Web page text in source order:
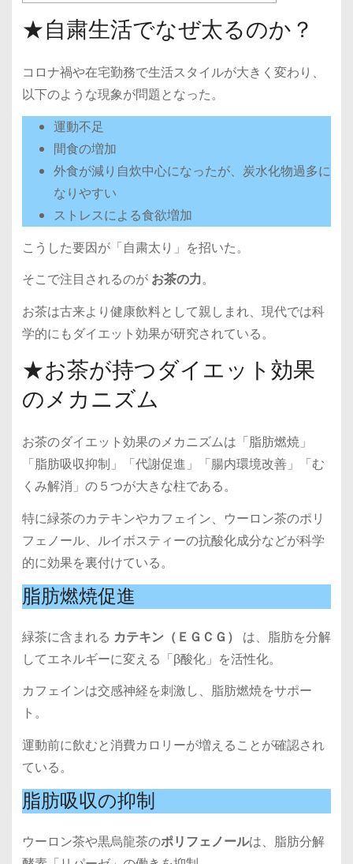
★自粛生活でなぜ太るのか？
コロナ禍や在宅勤務で生活スタイルが大きく変わり、
以下のような現象が問題となった。
運動不足
間食の増加
外食が減り自炊中心になったが、炭水化物過多に
なりやすい
ストレスによる食欲増加
こうした要因が「自粛太り」を招いた。
そこで注目されるのが お茶の力。
お茶は古来より健康飲料として親しまれ、現代では科
学的にもダイエット効果が研究されている。
★お茶が持つダイエット効果
のメカニズム
お茶のダイエット効果のメカニズムは「脂肪燃焼」
「脂肪吸収抑制」「代謝促進」「腸内環境改善」「む
くみ解消」の５つが大きな柱である。
特に緑茶のカテキンやカフェイン、ウーロン茶のポリ
フェノール、ルイボスティーの抗酸化成分などが科学
的に効果を裏付けている。
脂肪燃焼促進
緑茶に含まれる カテキン（ＥＧＣＧ）
は、脂肪を分解
してエネルギーに変える「β酸化」を活性化。
カフェインは交感神経を刺激し、脂肪燃焼をサポー
ト。
運動前に飲むと消費カロリーが増えることが確認され
ている。
脂肪吸収の抑制
ウーロン茶や黒烏龍茶のポリフェノールは、脂肪分解